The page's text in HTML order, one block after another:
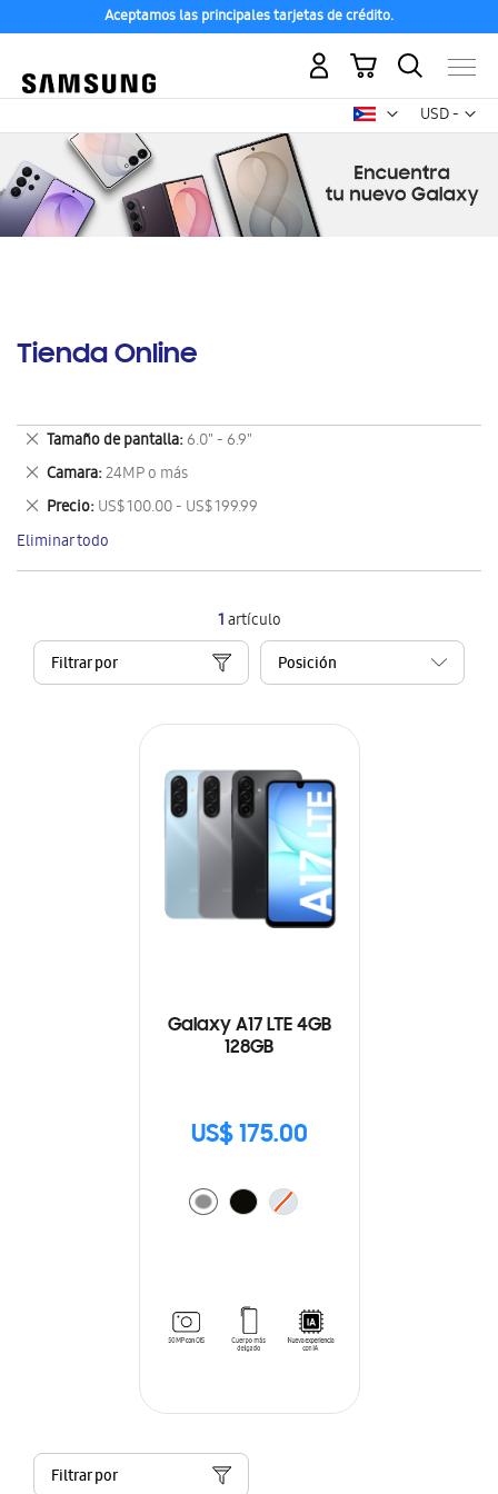
Aceptamos las principales tarjetas de crédito.
USD -
dólar
Mi carrito
Tienda Online
1artículo
Filtrar por
Galaxy A17 LTE 4GB
128GB
US$ 175.00
Filtrar por
Tamaño de pantalla 6.0" - 6.9"
Eliminar
este
artículo
Camara 24MP o más
Eliminar
este
artículo
Precio US$ 100.00 - US$ 199.99
Eliminar
este
artículo
Eliminar todo